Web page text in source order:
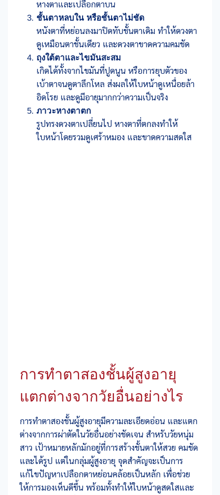
หางตาและเปลือกตาบน
ชั้นตาหลบใน หรือชั้นตาไม่ชัด
หนังตาที่หย่อนลงมาปิดทับชั้นตาเดิม ทำให้ดวงตา
ดูเหมือนตาชั้นเดียว และดวงตาขาดความคมชัด
ถุงใต้ตาและไขมันสะสม
เกิดได้ทั้งจากไขมันที่ปูดนูน หรือการยุบตัวของ
เบ้าตาจนดูตาลึกโหล ส่งผลให้ใบหน้าดูเหนื่อยล้า
อิดโรย และดูมีอายุมากกว่าความเป็นจริง
ภาวะหางตาตก
รูปทรงดวงตาเปลี่ยนไป หางตาที่ตกลงทำให้
ใบหน้าโดยรวมดูเศร้าหมอง และขาดความสดใส
การทำตาสองชั้นผู้สูงอายุ
แตกต่างจากวัยอื่นอย่างไร
การทำตาสองชั้นผู้สูงอายุมีความละเอียดอ่อน และแตก
ต่างจากการผ่าตัดในวัยอื่นอย่างชัดเจน สำหรับวัยหนุ่ม
สาว เป้าหมายหลักมักอยู่ที่การสร้างชั้นตาให้สวย คมชัด
และได้รูป แต่ในกลุ่มผู้สูงอายุ จุดสำคัญจะเป็นการ
แก้ไขปัญหาเปลือกตาหย่อนคล้อยเป็นหลัก เพื่อช่วย
ให้การมองเห็นดีขึ้น พร้อมทั้งทำให้ใบหน้าดูสดใสและ